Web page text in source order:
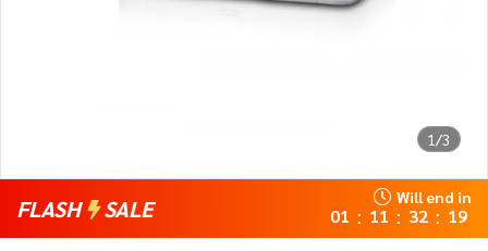
1/3
FLASH SALE Will end in
01 : 11 : 32 : 18